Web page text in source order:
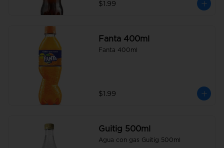
$1.99
Fanta 400ml
Fanta 400ml
$1.99
Guitig 500ml
Agua con gas Guitig 500ml